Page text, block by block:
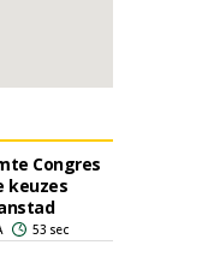
Congres
keuzes
53 sec